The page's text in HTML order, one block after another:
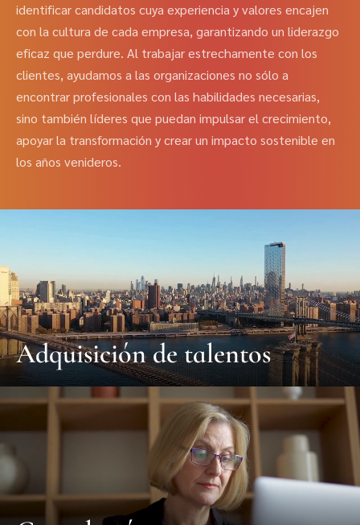
identificar candidatos cuya experiencia y valores encajen
con la cultura de cada empresa, garantizando un liderazgo
eficaz que perdure. Al trabajar estrechamente con los
clientes, ayudamos a las organizaciones no sólo a
encontrar profesionales con las habilidades necesarias,
sino también líderes que puedan impulsar el crecimiento,
apoyar la transformación y crear un impacto sostenible en
los años venideros.
Adquisición de talentos